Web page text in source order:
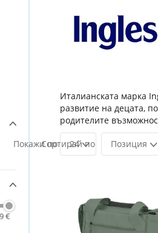
Италианската марка
развитие на децата,
родителите
24 Позиция
€